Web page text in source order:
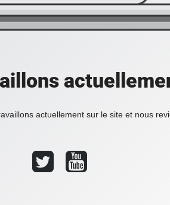
actuellement sur le site et nous